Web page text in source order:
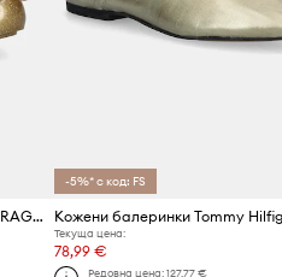
Балеринки Melissa MELISSA ULTRAGIRL CLASSIC BOW AD
-5%* с код: FS
Текуща цена:
78,99 €
Редовна цена: 127,77 €